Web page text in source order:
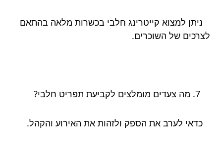
ניתן למצוא קייטרינג חלבי בכשרות מלאה בהתאם
לצרכים של השוכרים.
מה צעדים מומלצים לקביעת תפריט חלבי?
כדאי לערב את הספק ולזהות את האירוע והקהל.